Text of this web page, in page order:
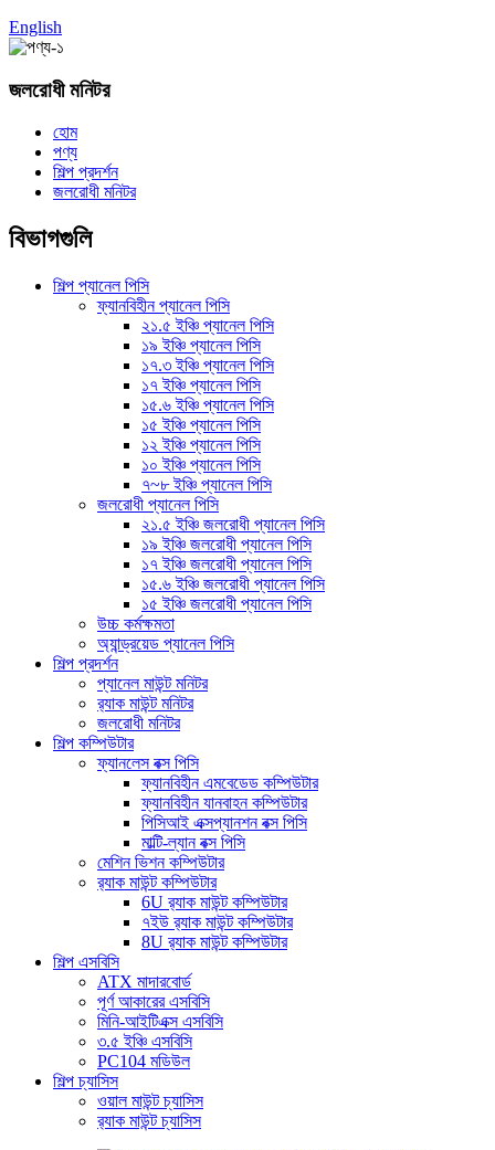
English
জলরোধী মনিটর
হোম
পণ্য
শিল্প প্রদর্শন
জলরোধী মনিটর
বিভাগগুলি
শিল্প প্যানেল পিসি
ফ্যানবিহীন প্যানেল পিসি
২১.৫ ইঞ্চি প্যানেল পিসি
১৯ ইঞ্চি প্যানেল পিসি
১৭.৩ ইঞ্চি প্যানেল পিসি
১৭ ইঞ্চি প্যানেল পিসি
১৫.৬ ইঞ্চি প্যানেল পিসি
১৫ ইঞ্চি প্যানেল পিসি
১২ ইঞ্চি প্যানেল পিসি
১০ ইঞ্চি প্যানেল পিসি
৭~৮ ইঞ্চি প্যানেল পিসি
জলরোধী প্যানেল পিসি
২১.৫ ইঞ্চি জলরোধী প্যানেল পিসি
১৯ ইঞ্চি জলরোধী প্যানেল পিসি
১৭ ইঞ্চি জলরোধী প্যানেল পিসি
১৫.৬ ইঞ্চি জলরোধী প্যানেল পিসি
১৫ ইঞ্চি জলরোধী প্যানেল পিসি
উচ্চ কর্মক্ষমতা
অ্যান্ড্রয়েড প্যানেল পিসি
শিল্প প্রদর্শন
প্যানেল মাউন্ট মনিটর
র‍্যাক মাউন্ট মনিটর
জলরোধী মনিটর
শিল্প কম্পিউটার
ফ্যানলেস বক্স পিসি
ফ্যানবিহীন এমবেডেড কম্পিউটার
ফ্যানবিহীন যানবাহন কম্পিউটার
পিসিআই এক্সপ্যানশন বক্স পিসি
মাল্টি-ল্যান বক্স পিসি
মেশিন ভিশন কম্পিউটার
র‍্যাক মাউন্ট কম্পিউটার
6U র‍্যাক মাউন্ট কম্পিউটার
৭ইউ র‍্যাক মাউন্ট কম্পিউটার
8U র‍্যাক মাউন্ট কম্পিউটার
শিল্প এসবিসি
ATX মাদারবোর্ড
পূর্ণ আকারের এসবিসি
মিনি-আইটিএক্স এসবিসি
৩.৫ ইঞ্চি এসবিসি
PC104 মডিউল
শিল্প চ্যাসিস
ওয়াল মাউন্ট চ্যাসিস
র‍্যাক মাউন্ট চ্যাসিস